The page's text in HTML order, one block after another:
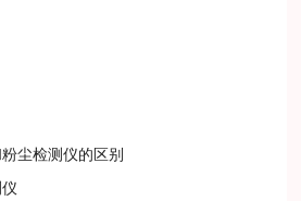
尘检测仪的区别